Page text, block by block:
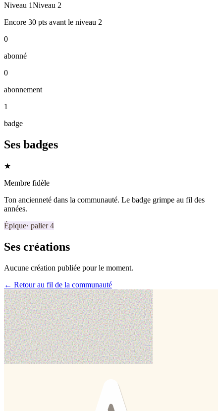
Niveau 1Niveau 2
Encore 30 pts avant le niveau 2
0
abonné
0
abonnement
1
badge
Ses badges
★
Membre fidèle
Ton ancienneté dans la communauté. Le badge grimpe au fil des
années.
Épique· palier4
Ses créations
Aucune création publiée pour le moment.
← Retour au fil de la communauté